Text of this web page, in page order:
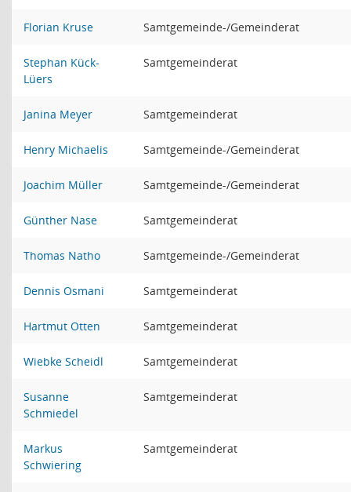
Florian Kruse Samtgemeinde-/Gemeinderat
Stephan Kück-
Lüers
Samtgemeinderat
Janina Meyer Samtgemeinderat
Henry Michaelis Samtgemeinde-/Gemeinderat
Joachim Müller Samtgemeinde-/Gemeinderat
Günther Nase Samtgemeinderat
Thomas Natho Samtgemeinde-/Gemeinderat
Dennis Osmani Samtgemeinderat
Hartmut Otten Samtgemeinderat
Wiebke Scheidl Samtgemeinderat
Susanne
Schmiedel
Samtgemeinderat
Markus
Schwiering
Samtgemeinderat